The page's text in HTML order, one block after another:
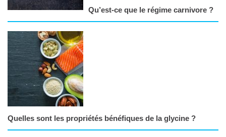
Qu’est-ce que le régime carnivore ?
Quelles sont les propriétés bénéfiques de la glycine ?